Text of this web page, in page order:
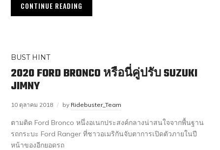
CONTINUE READING
BUST HINT
2020 FORD BRONCO หรือนี่คู่ปรับ SUZUKI
JIMNY
10 ตุลาคม 2018 by Ridebuster_Team
ตามติด Ford Bronco หนึ่งอเนกประสงค์กลางน่าสนใจจากพื้นฐาน
รถกระบะ Ford Ranger ที่ชาวอเมริกันจับตาการเปิดตัวภายในปี
หน้าของอีกยอดรถ